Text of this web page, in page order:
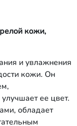
кожи,
и увлажнения
кожи. Он
ее цвет.
обладает